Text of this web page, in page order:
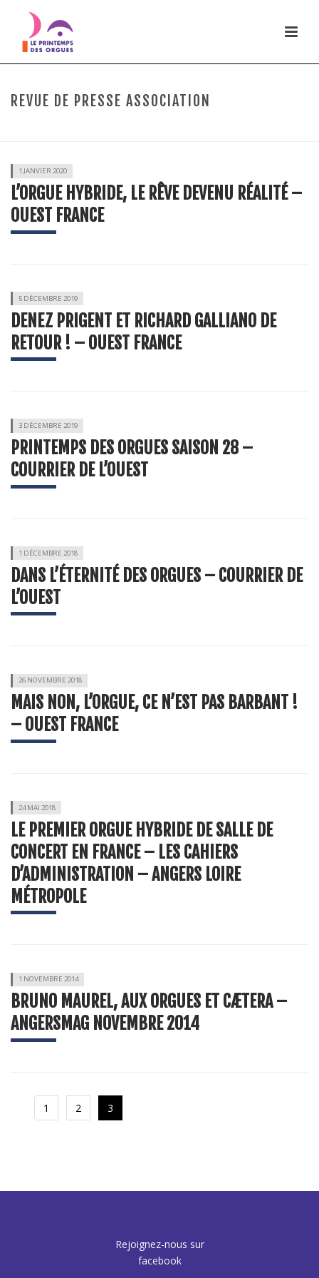
REVUE DE PRESSE ASSOCIATION
1 JANVIER 2020
L’ORGUE HYBRIDE, LE RÊVE DEVENU RÉALITÉ –
OUEST FRANCE
5 DÉCEMBRE 2019
DENEZ PRIGENT ET RICHARD GALLIANO DE
RETOUR ! – OUEST FRANCE
3 DÉCEMBRE 2019
PRINTEMPS DES ORGUES SAISON 28 –
COURRIER DE L’OUEST
1 DÉCEMBRE 2018
DANS L’ÉTERNITÉ DES ORGUES – COURRIER DE
L’OUEST
26 NOVEMBRE 2018
MAIS NON, L’ORGUE, CE N’EST PAS BARBANT !
– OUEST FRANCE
24 MAI 2018
LE PREMIER ORGUE HYBRIDE DE SALLE DE
CONCERT EN FRANCE – LES CAHIERS
D’ADMINISTRATION – ANGERS LOIRE
MÉTROPOLE
1 NOVEMBRE 2014
BRUNO MAUREL, AUX ORGUES ET CÆTERA –
ANGERSMAG NOVEMBRE 2014
1 2 3
Rejoignez-nous sur
facebook